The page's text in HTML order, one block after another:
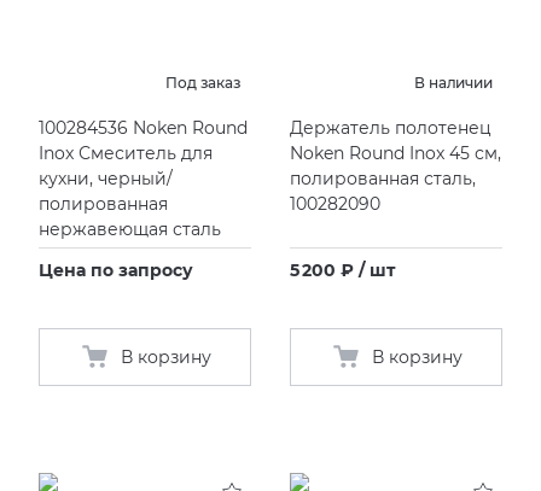
Под заказ
100284536 Noken Round
Inox Смеситель для
кухни, черный/
полированная
нержавеющая сталь
Цена по запросу
В корзину
В наличии
Держатель полотенец
Noken Round Inox 45 см,
полированная сталь,
100282090
5 200 ₽ / шт
В корзину